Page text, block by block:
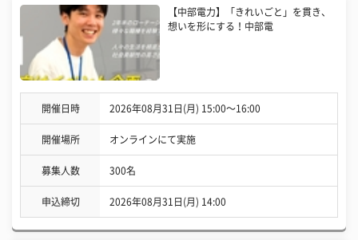
【中部電力】「きれいごと」を貫き、
想いを形にする！中部電
開催日時 2026年08月31日(月) 15:00〜16:00
開催場所 オンラインにて実施
募集人数 300名
申込締切 2026年08月31日(月) 14:00